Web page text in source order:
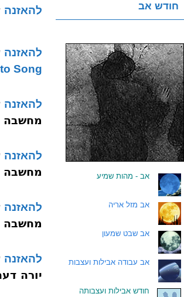
להאזנה
להאזנה
Song
להאזנה
מחשבה
להאזנה
מחשבה
להאזנה
מחשבה
להאזנה
יורה
חודש אב
אב - מהות שמיע
אב מזל אריה
אב שבט שמעון
אב עבודה אבילות ועצבות
חודש אבילות ועצבותה